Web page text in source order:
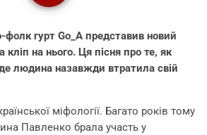
фолк гурт Go_A представив новий
кліп на нього. Ця пісня про те, як
людина назавжди втратила свій
міфології. Багато років тому
Павленко брала участь у